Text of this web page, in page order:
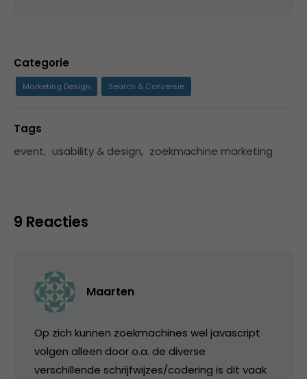
Categorie
Marketing Design Search & Conversie
Tags
event, usability & design, zoekmachine marketing
9 Reacties
Maarten
Op zich kunnen zoekmachines wel javascript
volgen alleen door o.a. de diverse
verschillende schrijfwijzes/codering is dit vaak